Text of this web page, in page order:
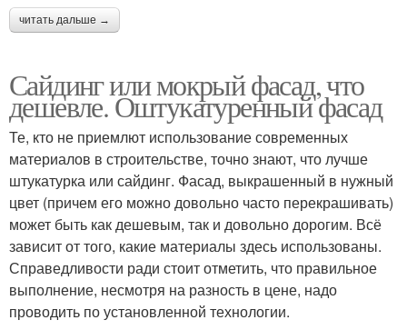
читать дальше →
Сайдинг или мокрый фасад, что
дешевле. Оштукатуренный фасад
Те, кто не приемлют использование современных
материалов в строительстве, точно знают, что лучше
штукатурка или сайдинг. Фасад, выкрашенный в нужный
цвет (причем его можно довольно часто перекрашивать)
может быть как дешевым, так и довольно дорогим. Всё
зависит от того, какие материалы здесь использованы.
Справедливости ради стоит отметить, что правильное
выполнение, несмотря на разность в цене, надо
проводить по установленной технологии.